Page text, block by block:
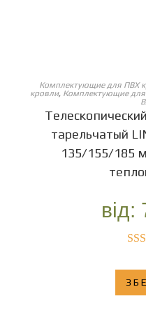
Комплектующие для ПВХ
кровли, Комплектующие
тарельчатый
135/155/185
від: